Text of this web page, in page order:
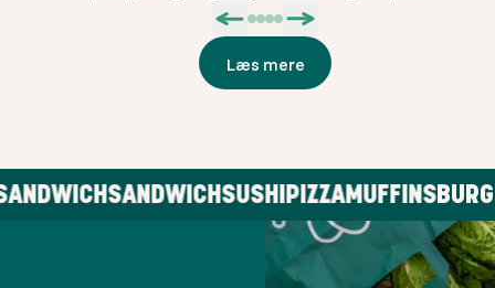
Læs mere
SANDWICH SUSHIPIZZAMUFFINS